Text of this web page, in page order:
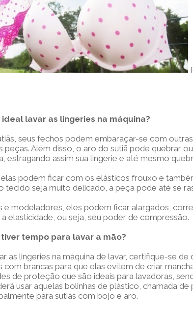
ideal lavar as lingeries na máquina?
seus fechos podem embaraçar-se com
peças. Além disso, o aro do sutiã pode quebrar
estragando assim sua lingerie e até mesmo
elas podem ficar com os elásticos frouxo e
tecido seja muito delicado, a peça pode até se
e modeladores, eles podem ficar alargados,
elasticidade, ou seja, seu poder de compressão.
tiver tempo para lavar a mão?
as lingeries na máquina de lavar, certifique-se de
com brancas para que elas evitem de criar
de proteção que são ideais para lavadoras,
usar aquelas bolinhas de plástico, chamada de
para sutiãs com bojo e aro.